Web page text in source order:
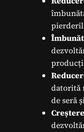
datorită
de seră